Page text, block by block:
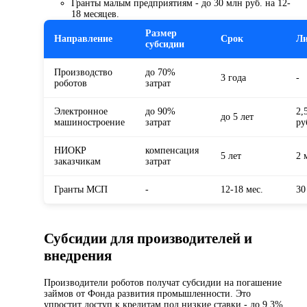
Гранты малым предприятиям - до 30 млн руб. на 12-
18 месяцев.
Направление
Размер
субсидии
Срок
Производство
роботов
до 70%
затрат
3 года -
Электронное
машиностроение
до 90%
затрат
до 5 лет
НИОКР
заказчикам
компенсация
затрат
5 лет 2
Гранты МСП - 12-18 мес.
Субсидии для производителей и
внедрения
Производители роботов получат субсидии на погашение
займов от Фонда развития промышленности. Это
упростит доступ к кредитам под низкие ставки - до 9,3%